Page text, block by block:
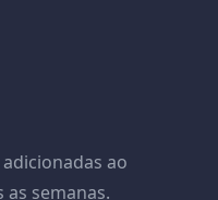
ao
semanas.